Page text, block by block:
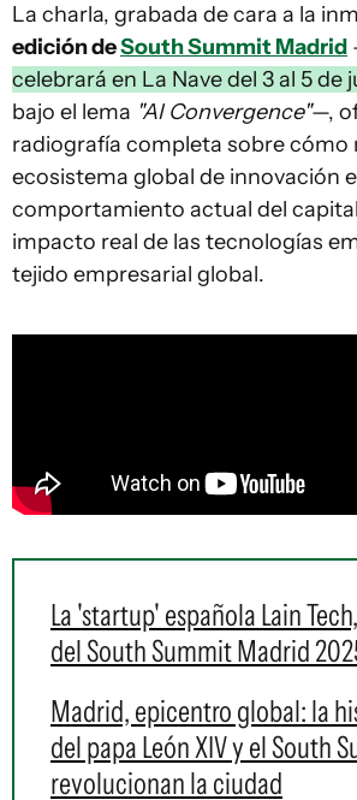
La charla, grabada de cara a la
edición deSouth Summit Madrid
celebrará en La Nave del 3 al 5 de
bajo el lema "AI Convergence"—,
radiografía completa sobre cómo
ecosistema global de innovación
comportamiento actual del
impacto real de las tecnologías
tejido empresarial global.
La 'startup' española Lain
del South Summit Madrid
Madrid, epicentro global: la
del papa León XIV y el South
revolucionan la ciudad